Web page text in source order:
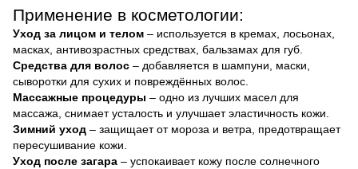
Применение в косметологии:
Уход за лицом и телом – используется в кремах, лосьонах,
масках, антивозрастных средствах, бальзамах для губ.
Средства для волос – добавляется в шампуни, маски,
сыворотки для сухих и повреждённых волос.
Массажные процедуры – одно из лучших масел для
массажа, снимает усталость и улучшает эластичность кожи.
Зимний уход – защищает от мороза и ветра, предотвращает
пересушивание кожи.
Уход после загара – успокаивает кожу после солнечного